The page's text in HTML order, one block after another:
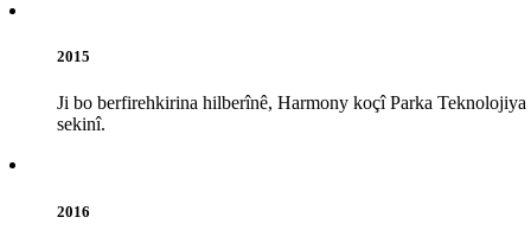
2015
Ji bo berfirehkirina hilberînê, Harmony koçî Parka
sekinî.
2016